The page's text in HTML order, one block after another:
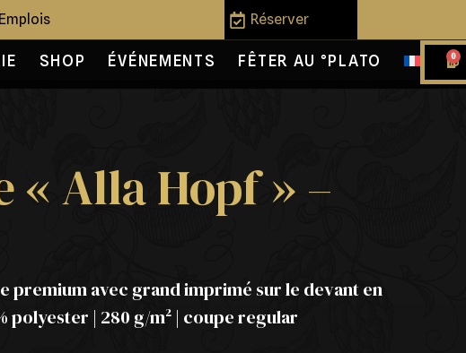
Emplois Réserver
SHOP ÉVÉNEMENTS FÊTER AU °PLATO 0
« Alla Hopf » –
premium avec grand imprimé sur le devant en
polyester | 280 g/m² | coupe regular